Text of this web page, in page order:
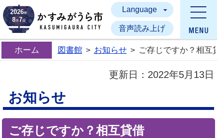
かすみがうら市
2026年
8月7日
Language
音声読み上げ
ホーム 図書館 > お知らせ > ご存じですか？相互
更新日： 2022年5月13日
お知らせ
ご存じですか？相互貸借